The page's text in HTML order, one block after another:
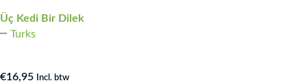
Üç Kedi Bir Dilek
Turks
€16,95 Incl. btw